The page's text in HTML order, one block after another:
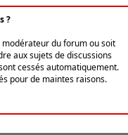
?
du forum ou soit
aux sujets de discussions
cessés automatiquement.
pour de maintes raisons.